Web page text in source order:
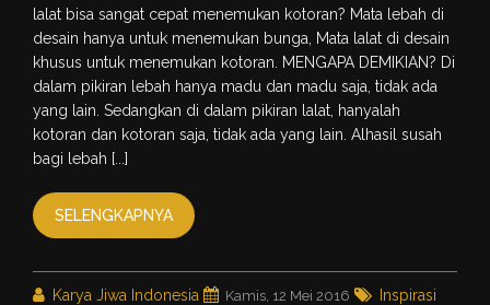
lalat bisa sangat cepat menemukan kotoran? Mata lebah di
desain hanya untuk menemukan bunga, Mata lalat di desain
khusus untuk menemukan kotoran. MENGAPA DEMIKIAN? Di
dalam pikiran lebah hanya madu dan madu saja, tidak ada
yang lain. Sedangkan di dalam pikiran lalat, hanyalah
kotoran dan kotoran saja, tidak ada yang lain. Alhasil susah
bagi lebah [...]
SELENGKAPNYA
Karya Jiwa Indonesia Kamis, 12 Mei 2016 Inspirasi